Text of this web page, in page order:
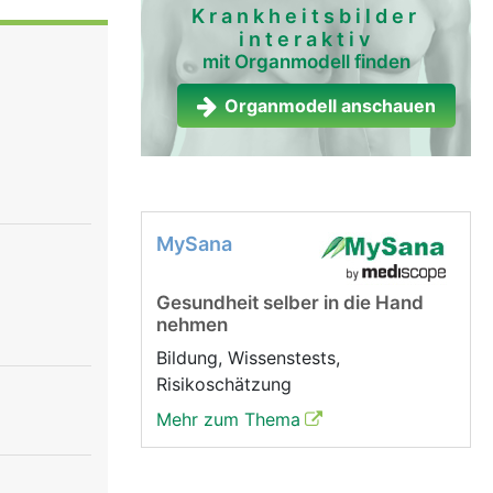
im
des
Krankheitsbilder
interaktiv
mit Organmodell finden
Organmodell anschauen
MySana
Gesundheit selber in die Hand
nehmen
Bildung, Wissenstests,
Risikoschätzung
Mehr zum Thema